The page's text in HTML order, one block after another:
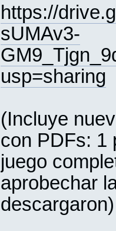
https://
sUMAv3-
usp=sharing
(Incluye
con PDFs: 1
juego
aprobechar